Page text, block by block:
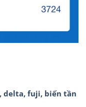
delta, fuji, biến tần